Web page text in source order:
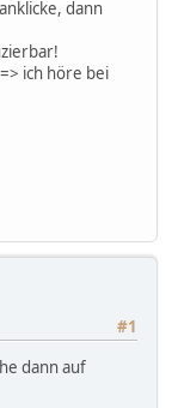
dann
ich höre bei
#1
dann auf